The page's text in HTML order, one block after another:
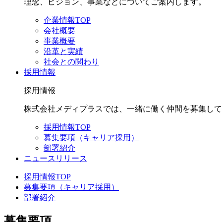
企業情報TOP
会社概要
事業概要
沿革と実績
社会との関わり
採用情報
採用情報
株式会社メディプラスでは、一緒に働く仲間を募集し
採用情報TOP
募集要項（キャリア採用）
部署紹介
ニュースリリース
採用情報TOP
募集要項（キャリア採用）
部署紹介